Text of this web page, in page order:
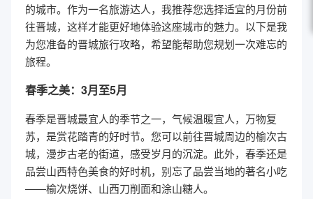
的城市。作为一名旅游达人，我推荐您选择适宜的月份前
往晋城，这样才能更好地体验这座城市的魅力。以下是我
为您准备的晋城旅行攻略，希望能帮助您规划一次难忘的
旅程。
春季之美：3月至5月
春季是晋城最宜人的季节之一，气候温暖宜人，万物复
苏，是赏花踏青的好时节。您可以前往晋城周边的榆次古
城，漫步古老的街道，感受岁月的沉淀。此外，春季还是
品尝山西特色美食的好时机，别忘了品尝当地的著名小吃
——榆次烧饼、山西刀削面和涂山糖人。